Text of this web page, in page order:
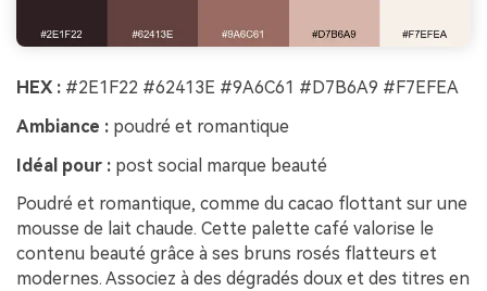
HEX : #2E1F22 #62413E #9A6C61 #D7B6A9 #F7EFEA
Ambiance : poudré et romantique
Idéal pour : post social marque beauté
Poudré et romantique, comme du cacao flottant sur une
mousse de lait chaude. Cette palette café valorise le
contenu beauté grâce à ses bruns rosés flatteurs et
modernes. Associez à des dégradés doux et des titres en